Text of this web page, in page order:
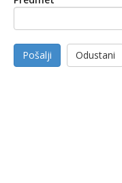
Pošalji Odustani